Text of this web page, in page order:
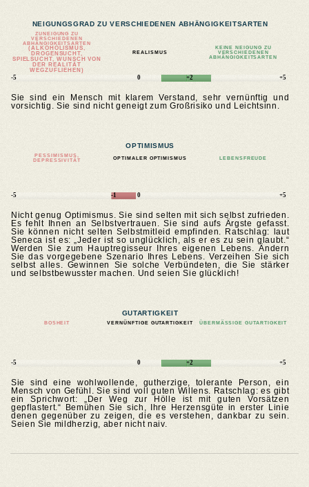
NEIGUNGSGRAD ZU VERSCHIEDENEN ABHÄNGIGKEITSARTEN
ZUNEIGUNG ZU
VERSCHIEDENEN
ABHÄNGIGKEITSARTEN
(ALKOHOLISMUS,
DROGENSUCHT,
SPIELSUCHT, WUNSCH VON
DER REALITÄT
WEGZUFLIEHEN)
REALISMUS
KEINE NEIGUNG ZU
VERSCHIEDENEN
ABHÄNGIGKEITSARTEN
-5 0 +2 +5
Sie sind ein Mensch mit klarem Verstand, sehr vernünftig und
vorsichtig. Sie sind nicht geneigt zum Großrisiko und Leichtsinn.
OPTIMISMUS
PESSIMISMUS,
DEPRESSIVITÄT
OPTIMALER OPTIMISMUS LEBENSFREUDE
-5 -1 0 +5
Nicht genug Optimismus. Sie sind selten mit sich selbst zufrieden.
Es fehlt Ihnen an Selbstvertrauen. Sie sind aufs Ärgste gefasst.
Sie können nicht selten Selbstmitleid empfinden. Ratschlag: laut
Seneca ist es: „Jeder ist so unglücklich, als er es zu sein glaubt.“
Werden Sie zum Hauptregisseur Ihres eigenen Lebens. Ändern
Sie das vorgegebene Szenario Ihres Lebens. Verzeihen Sie sich
selbst alles. Gewinnen Sie solche Verbündeten, die Sie stärker
und selbstbewusster machen. Und seien Sie glücklich!
GUTARTIGKEIT
BOSHEIT VERNÜNFTIGE GUTARTIGKEIT ÜBERMÄSSIGE GUTARTIGKEIT
-5 0 +2 +5
Sie sind eine wohlwollende, gutherzige, tolerante Person, ein
Mensch von Gefühl. Sie sind voll guten Willens. Ratschlag: es gibt
ein Sprichwort: „Der Weg zur Hölle ist mit guten Vorsätzen
gepflastert.“ Bemühen Sie sich, Ihre Herzensgüte in erster Linie
denen gegenüber zu zeigen, die es verstehen, dankbar zu sein.
Seien Sie mildherzig, aber nicht naiv.